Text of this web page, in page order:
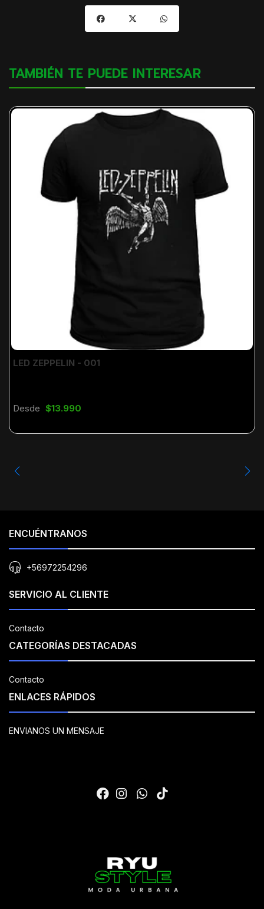
TAMBIÉN TE PUEDE INTERESAR
LED ZEPPELIN - 001
Desde $13.990
ENCUÉNTRANOS
+56972254296
SERVICIO AL CLIENTE
Contacto
CATEGORÍAS DESTACADAS
Contacto
ENLACES RÁPIDOS
ENVIANOS UN MENSAJE